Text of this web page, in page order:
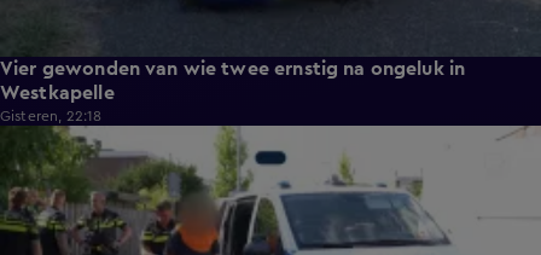
Vier gewonden van wie twee ernstig na ongeluk in
Westkapelle
Gisteren, 22:18